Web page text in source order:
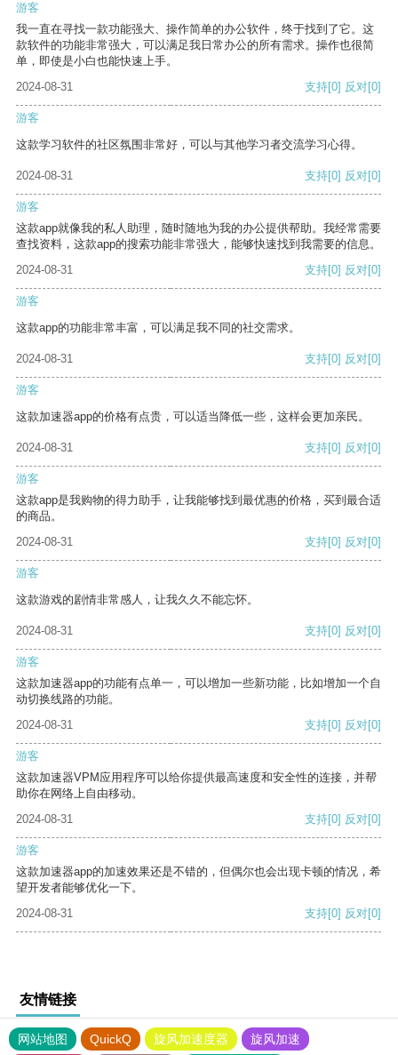
游客
我一直在寻找一款功能强大、操作简单的办公软件，终于找到了它。这
款软件的功能非常强大，可以满足我日常办公的所有需求。操作也很简
单，即使是小白也能快速上手。
2024-08-31
支持[0] 反对[0]
游客
这款学习软件的社区氛围非常好，可以与其他学习者交流学习心得。
2024-08-31 支持[0] 反对[0]
游客
这款app就像我的私人助理，随时随地为我的办公提供帮助。我经常需要
查找资料，这款app的搜索功能非常强大，能够快速找到我需要的信息。
2024-08-31
支持[0] 反对[0]
游客
这款app的功能非常丰富，可以满足我不同的社交需求。
2024-08-31 支持[0] 反对[0]
游客
这款加速器app的价格有点贵，可以适当降低一些，这样会更加亲民。
2024-08-31 支持[0] 反对[0]
游客
这款app是我购物的得力助手，让我能够找到最优惠的价格，买到最合适
的商品。
2024-08-31
支持[0] 反对[0]
游客
这款游戏的剧情非常感人，让我久久不能忘怀。
2024-08-31 支持[0] 反对[0]
游客
这款加速器app的功能有点单一，可以增加一些新功能，比如增加一个自
动切换线路的功能。
2024-08-31
支持[0] 反对[0]
游客
这款加速器VPM应用程序可以给你提供最高速度和安全性的连接，并帮
助你在网络上自由移动。
2024-08-31
支持[0] 反对[0]
游客
这款加速器app的加速效果还是不错的，但偶尔也会出现卡顿的情况，希
望开发者能够优化一下。
2024-08-31
支持[0] 反对[0]
友情链接
网站地图 QuickQ 旋风加速度器
旋风加速